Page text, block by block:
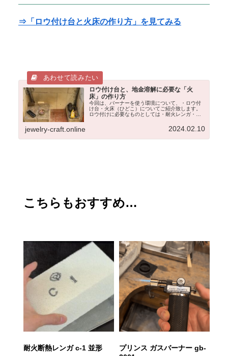
⇒「ロウ付け台と火床の作り方」を見てみる
ロウ付け台と、地金溶解に必要な「火
床」の作り方
今回は、バーナーを使う環境について、・ロウ付
け台・火床（ひどこ）についてご紹介致します。
ロウ付けに必要なものとしては・耐火レンガ・ハ
等たくさんあります。今回は、最低限、必要なバ
jewelry-craft.online 2024.02.10
こちらもおすすめ…
耐火断熱レンガ c-1 並形
プリンス ガスバーナー gb-